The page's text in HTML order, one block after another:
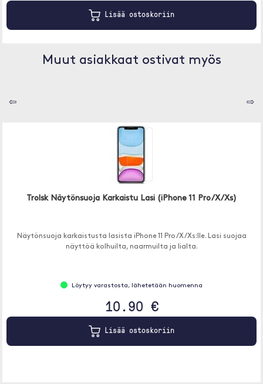
Lisää ostoskoriin
Muut asiakkaat ostivat myös
⇦ ⇨
Trolsk Näytönsuoja Karkaistu Lasi (iPhone 11 Pro/X/Xs)
Näytönsuoja karkaistusta lasista iPhone 11 Pro/X/Xs:lle. Lasi suojaa
näyttöä kolhuilta, naarmuilta ja lialta.
Löytyy varastosta, lähetetään huomenna
10.90 €
Lisää ostoskoriin